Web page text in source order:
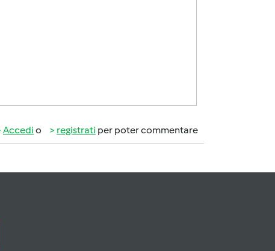
Accedi o registrati per poter commentare